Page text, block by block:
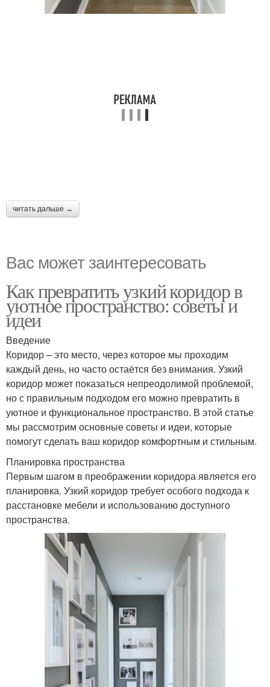
читать дальше →
Вас может заинтересовать
Как превратить узкий коридор в
уютное пространство: советы и
идеи
Введение
Коридор – это место, через которое мы проходим
каждый день, но часто остаётся без внимания. Узкий
коридор может показаться непреодолимой проблемой,
но с правильным подходом его можно превратить в
уютное и функциональное пространство. В этой статье
мы рассмотрим основные советы и идеи, которые
помогут сделать ваш коридор комфортным и стильным.
Планировка пространства
Первым шагом в преображении коридора является его
планировка. Узкий коридор требует особого подхода к
расстановке мебели и использованию доступного
пространства.